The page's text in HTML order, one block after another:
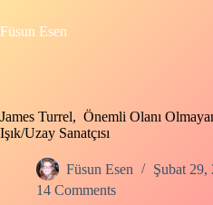
to
content
Füsun Esen
James Turrel, Önemli Olanı
Işık/Uzay Sanatçısı
Füsun Esen Şubat 29,
14 Comments